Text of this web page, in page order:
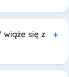
się z